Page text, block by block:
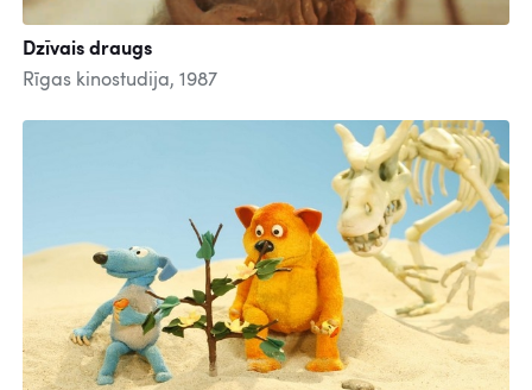
Dzīvais draugs
Rīgas kinostudija, 1987